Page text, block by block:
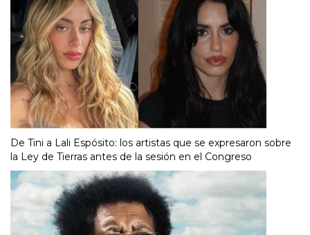
De Tini a Lali Espósito: los artistas que se expresaron sobre
la Ley de Tierras antes de la sesión en el Congreso